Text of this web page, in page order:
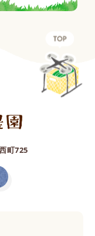
町725